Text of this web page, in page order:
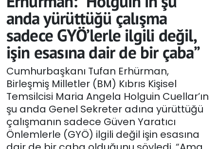
anda yürüttüğü çalışma
sadece GYÖ’lerle ilgili değil,
işin esasına dair de bir çaba”
Cumhurbaşkanı Tufan Erhürman,
Birleşmiş Milletler (BM) Kıbrıs Kişisel
Temsilcisi Maria Angela Holguin Cuellar’ın
şu anda Genel Sekreter adına yürüttüğü
çalışmanın sadece Güven Yaratıcı
Önlemlerle (GYÖ) ilgili değil işin esasına
Ekonomi
Foto Galeri
GEZİ
Güncel
Gündem
KKTC
Son Dakika Haberleri
Haber Arşivi